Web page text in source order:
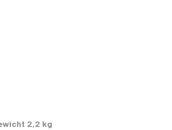
2,2 kg